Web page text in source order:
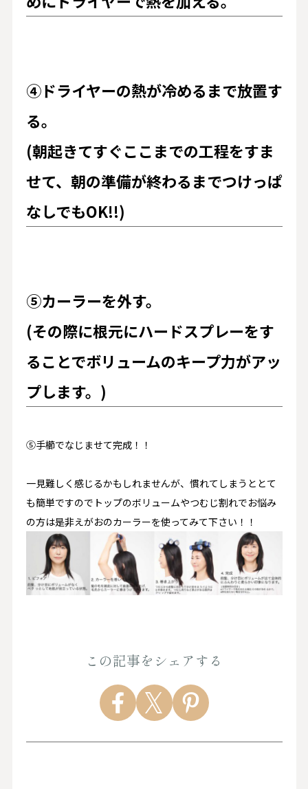
④ドライヤーの熱が冷めるまで放置す
る。
(朝起きてすぐここまでの工程をすま
せて、朝の準備が終わるまでつけっぱ
なしでもOK!!)
⑤カーラーを外す。
(その際に根元にハードスプレーをす
ることでボリュームのキープ力がアッ
プします。)
⑤手櫛でなじませて完成！！
一見難しく感じるかもしれませんが、慣れてしまうととて
も簡単ですのでトップのボリュームやつむじ割れでお悩み
の方は是非えがおのカーラーを使ってみて下さい！！
この記事をシェアする